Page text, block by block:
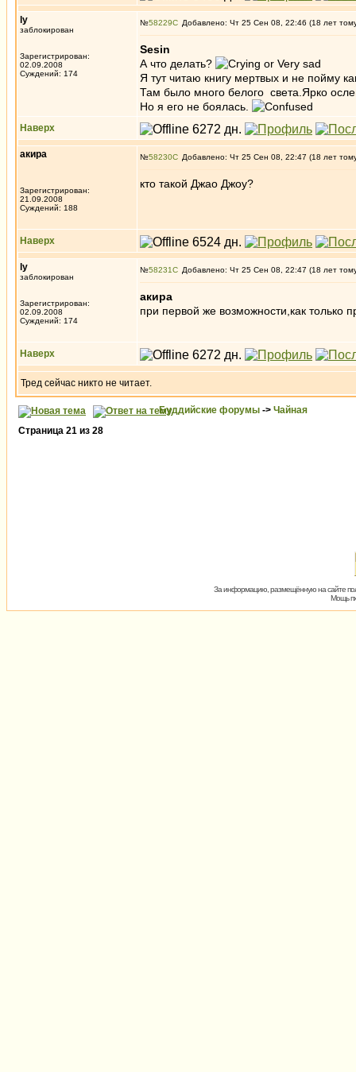
ly
заблокирован
Зарегистрирован:
02.09.2008
Суждений: 174
№58229 Добавлено: Чт 25 Сен 08, 22:46 (18 лет
Sesin
А что делать?
Я тут читаю книгу мертвых и не пойму
Там было много белого света.Ярко
Но я его не боялась.
Наверх
акира
Зарегистрирован:
21.09.2008
Суждений: 188
№58230 Добавлено: Чт 25 Сен 08, 22:47 (18 лет
кто такой Джао Джоу?
Наверх
ly
заблокирован
Зарегистрирован:
02.09.2008
Суждений: 174
№58231 Добавлено: Чт 25 Сен 08, 22:47 (18 лет
акира
при первой же возможности,как только
Наверх
Тред сейчас никто не читает.
Буддийские форумы -> Чайная
Страница 21 из 28
За информацию, размещённую на сайте
Мощь